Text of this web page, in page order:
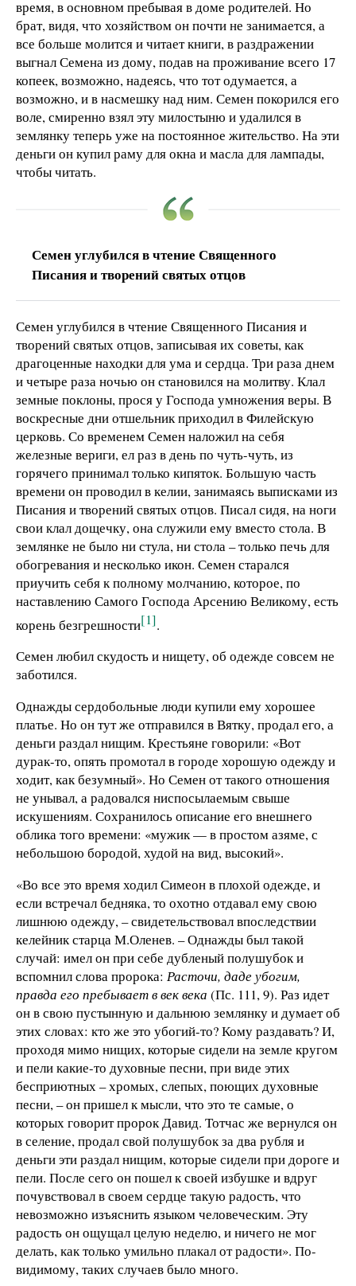
время, в основном пребывая в доме родителей. Но
брат, видя, что хозяйством он почти не занимается, а
все больше молится и читает книги, в раздражении
выгнал Семена из дому, подав на проживание всего 17
копеек, возможно, надеясь, что тот одумается, а
возможно, и в насмешку над ним. Семен покорился его
воле, смиренно взял эту милостыню и удалился в
землянку теперь уже на постоянное жительство. На эти
деньги он купил раму для окна и масла для лампады,
чтобы читать.
Семен углубился в чтение Священного
Писания и творений святых отцов
Семен углубился в чтение Священного Писания и
творений святых отцов, записывая их советы, как
драгоценные находки для ума и сердца. Три раза днем
и четыре раза ночью он становился на молитву. Клал
земные поклоны, прося у Господа умножения веры. В
воскресные дни отшельник приходил в Филейскую
церковь. Со временем Семен наложил на себя
железные вериги, ел раз в день по чуть-чуть, из
горячего принимал только кипяток. Большую часть
времени он проводил в келии, занимаясь выписками из
Писания и творений святых отцов. Писал сидя, на ноги
свои клал дощечку, она служили ему вместо стола. В
землянке не было ни стула, ни стола – только печь для
обогревания и несколько икон. Семен старался
приучить себя к полному молчанию, которое, по
наставлению Самого Господа Арсению Великому, есть
корень безгрешности[1].
Семен любил скудость и нищету, об одежде совсем не
заботился.
Однажды сердобольные люди купили ему хорошее
платье. Но он тут же отправился в Вятку, продал его, а
деньги раздал нищим. Крестьяне говорили: «Вот
дурак-то, опять промотал в городе хорошую одежду и
ходит, как безумный». Но Семен от такого отношения
не унывал, а радовался ниспосылаемым свыше
искушениям. Сохранилось описание его внешнего
облика того времени: «мужик — в простом азяме, с
небольшою бородой, худой на вид, высокий».
«Во все это время ходил Симеон в плохой одежде, и
если встречал бедняка, то охотно отдавал ему свою
лишнюю одежду, – свидетельствовал впоследствии
келейник старца М.Оленев. – Однажды был такой
случай: имел он при себе дубленый полушубок и
вспомнил слова пророка: Расточи, даде убогим,
правда его пребывает в век века (Пс. 111, 9). Раз идет
он в свою пустынную и дальнюю землянку и думает об
этих словах: кто же это убогий-то? Кому раздавать? И,
проходя мимо нищих, которые сидели на земле кругом
и пели какие-то духовные песни, при виде этих
бесприютных – хромых, слепых, поющих духовные
песни, – он пришел к мысли, что это те самые, о
которых говорит пророк Давид. Тотчас же вернулся он
в селение, продал свой полушубок за два рубля и
деньги эти раздал нищим, которые сидели при дороге и
пели. После сего он пошел к своей избушке и вдруг
почувствовал в своем сердце такую радость, что
невозможно изъяснить языком человеческим. Эту
радость он ощущал целую неделю, и ничего не мог
делать, как только умильно плакал от радости». По-
видимому, таких случаев было много.